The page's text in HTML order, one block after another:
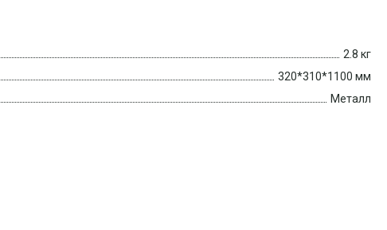
2.8 кг
320*310*1100 мм
Металл